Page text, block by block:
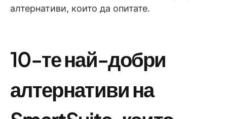
алтернативи, които да опитате.
10-те най-добри
алтернативи на